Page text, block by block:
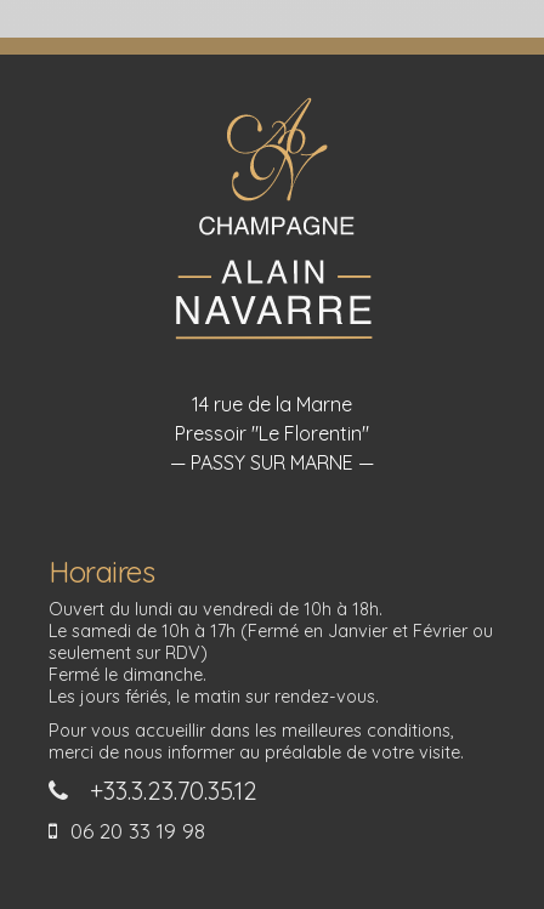
14 rue de la Marne
Pressoir "Le Florentin"
— PASSY SUR MARNE —
Horaires
Ouvert du lundi au vendredi de 10h à 18h.
Le samedi de 10h à 17h (Fermé en Janvier et Février ou
seulement sur RDV)
Fermé le dimanche.
Les jours fériés, le matin sur rendez-vous.
Pour vous accueillir dans les meilleures conditions,
merci de nous informer au préalable de votre visite.
+33.3.23.70.35.12
06 20 33 19 98